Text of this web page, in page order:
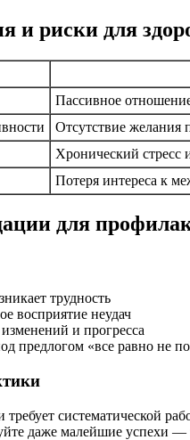
и риски для
Пассивное
Отсутствие желания
Хронический стресс
Потеря интереса к
для
трудность
восприятие неудач
и прогресса
предлогом «все равно не
требует систематической
даже малейшие успехи —